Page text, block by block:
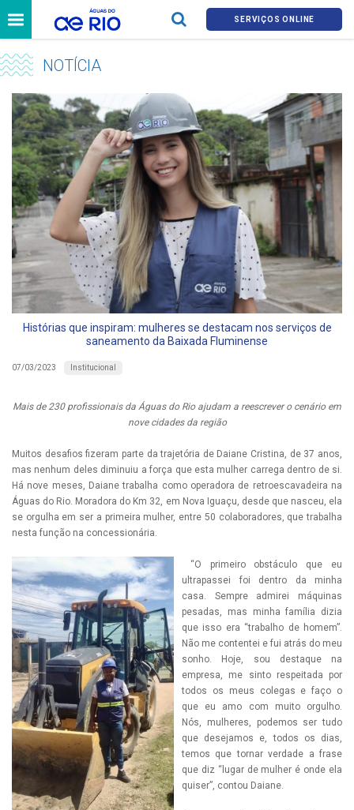
SERVIÇOS ONLINE
NOTÍCIA
Histórias que inspiram: mulheres se destacam nos serviços de
saneamento da Baixada Fluminense
07/03/2023 Institucional
Mais de 230 profissionais da Águas do Rio ajudam a reescrever o cenário em
nove cidades da região
Muitos desafios fizeram parte da trajetória de Daiane Cristina, de 37 anos,
mas nenhum deles diminuiu a força que esta mulher carrega dentro de si.
Há nove meses, Daiane trabalha como operadora de retroescavadeira na
Águas do Rio. Moradora do Km 32, em Nova Iguaçu, desde que nasceu, ela
se orgulha em ser a primeira mulher, entre 50 colaboradores, que trabalha
nesta função na concessionária.
“O primeiro obstáculo que eu
ultrapassei foi dentro da minha
casa. Sempre admirei máquinas
pesadas, mas minha família dizia
que isso era “trabalho de homem”.
Não me contentei e fui atrás do meu
sonho. Hoje, sou destaque na
empresa, me sinto respeitada por
todos os meus colegas e faço o
que eu amo com muito orgulho.
Nós, mulheres, podemos ser tudo
que desejamos e, todos os dias,
temos que tornar verdade a frase
que diz “lugar de mulher é onde ela
quiser”, contou Daiane.